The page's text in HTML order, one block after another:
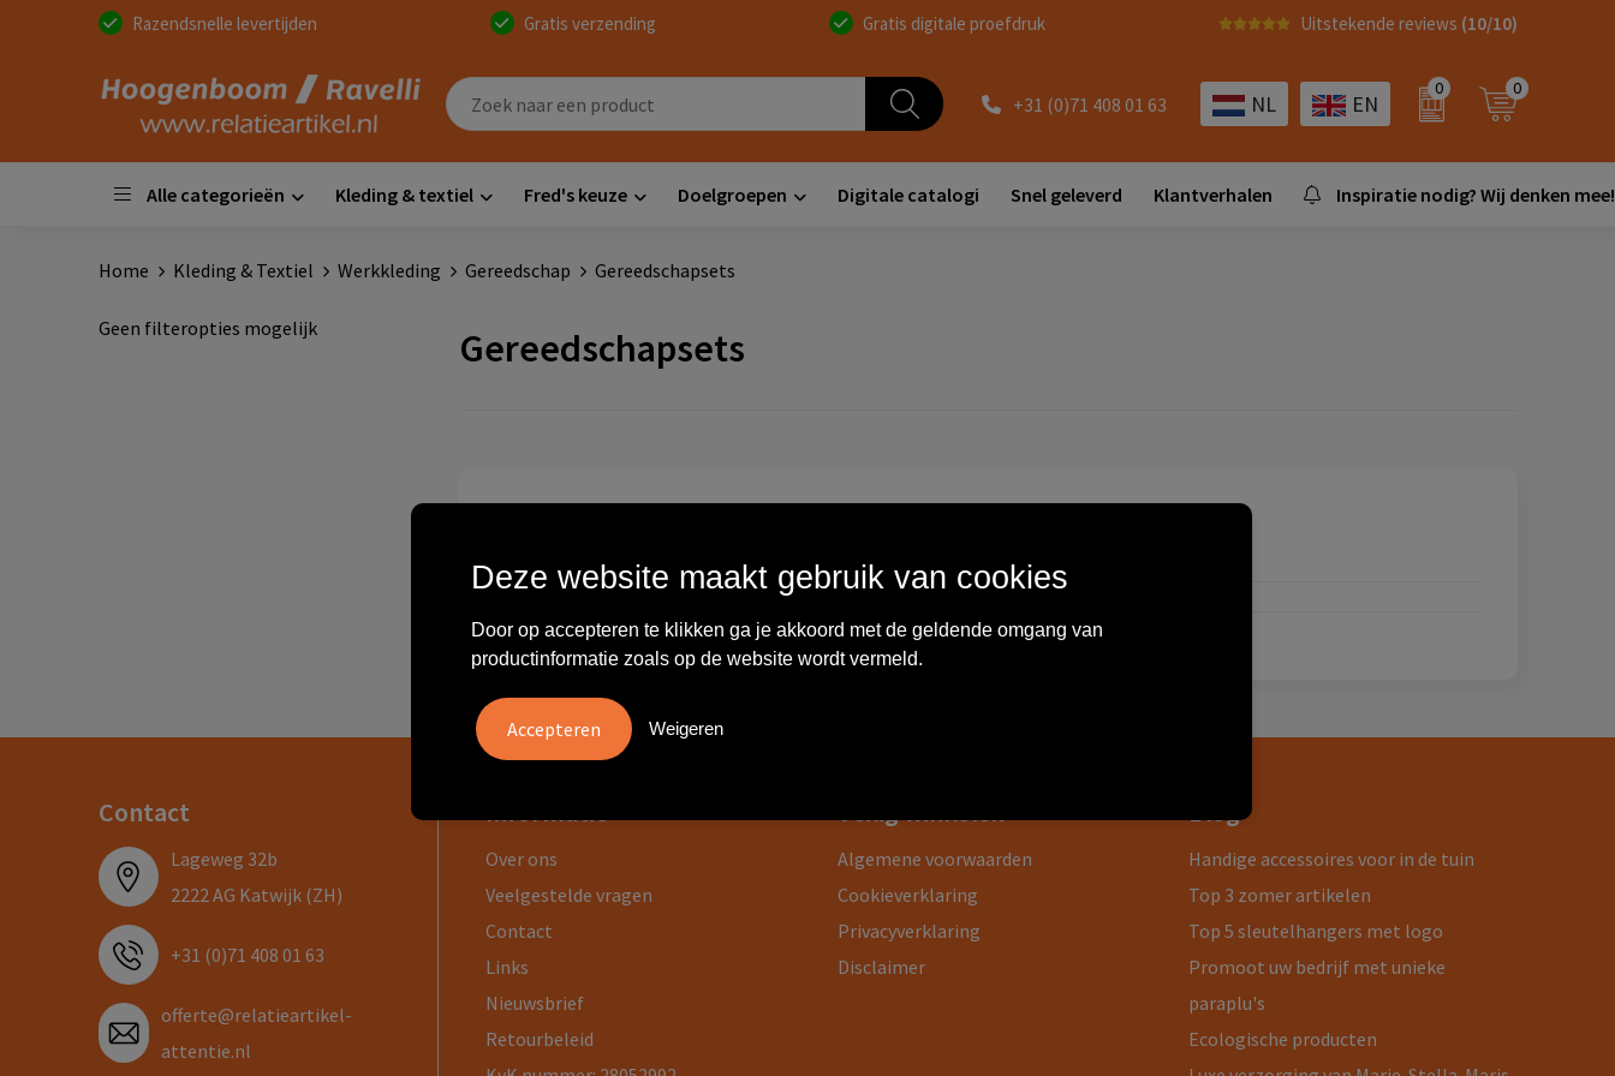
Razendsnelle levertijden Gratis verzending Gratis digitale proefdruk Uitstekende reviews (10/10)
+31 (0)71 408 01 63 NL EN
0 0
Alle categorieën Kleding & textiel Fred's keuze Doelgroepen Digitale catalogi Snel geleverd Klantverhalen Inspiratie nodig? Wij denken mee!
Home Kleding & Textiel Werkkleding Gereedschap Gereedschapsets
Geen filteropties mogelijk Gereedschapsets
Contact
Lageweg 32b
2222 AG Katwijk (ZH)
+31 (0)71 408 01 63
offerte@relatieartikel-
attentie.nl
Informatie
Over ons
Veelgestelde vragen
Contact
Links
Nieuwsbrief
Retourbeleid
Veilig winkelen
Algemene voorwaarden
Cookieverklaring
Privacyverklaring
Disclaimer
Blog
Handige accessoires voor in de tuin
Top 3 zomer artikelen
Top 5 sleutelhangers met logo
Promoot uw bedrijf met unieke
paraplu's
Ecologische producten
Deze website maakt gebruik van cookies
Door op accepteren te klikken ga je akkoord met de geldende omgang van
productinformatie zoals op de website wordt vermeld.
Weigeren